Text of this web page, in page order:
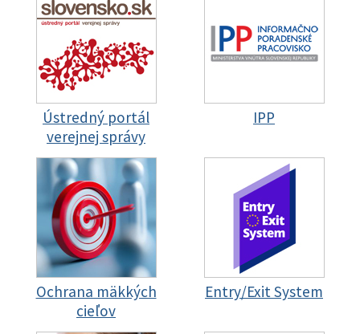
Ústredný portál
verejnej správy
IPP
Ochrana mäkkých
cieľov
Entry/Exit System